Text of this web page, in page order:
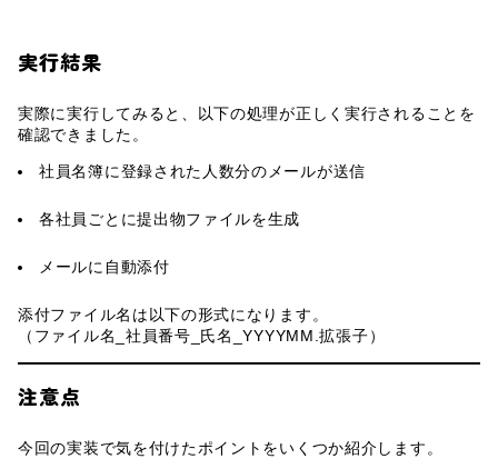
実行結果
実際に実行してみると、以下の処理が正しく実行されることを
確認できました。
社員名簿に登録された人数分のメールが送信
各社員ごとに提出物ファイルを生成
メールに自動添付
添付ファイル名は以下の形式になります。
（ファイル名_社員番号_氏名_YYYYMM.拡張子）
注意点
今回の実装で気を付けたポイントをいくつか紹介します。